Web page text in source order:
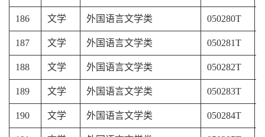
186 文学 外国语言文学类 050280T
187 文学 外国语言文学类 050281T
188 文学 外国语言文学类 050282T
189 文学 外国语言文学类 050283T
190 文学 外国语言文学类 050284T